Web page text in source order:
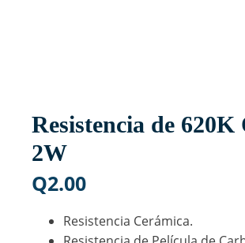
Resistencia de 620K
2W
Q2.00
Resistencia Cerámica.